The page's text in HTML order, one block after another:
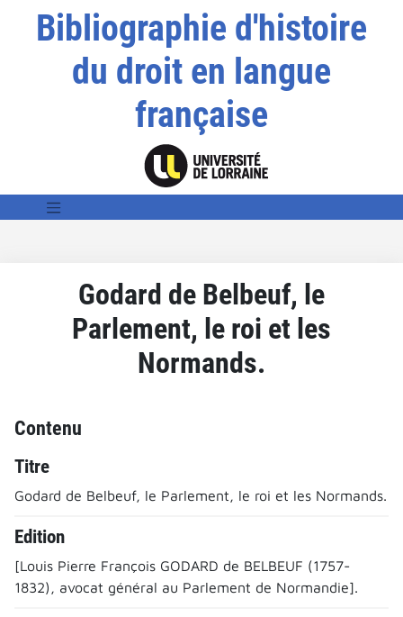
Bibliographie d'histoire
du droit en langue
française
Godard de Belbeuf, le
Parlement, le roi et les
Normands.
Contenu
Titre
Godard de Belbeuf, le Parlement, le roi et les Normands.
Edition
[Louis Pierre François GODARD de BELBEUF (1757-
1832), avocat général au Parlement de Normandie].